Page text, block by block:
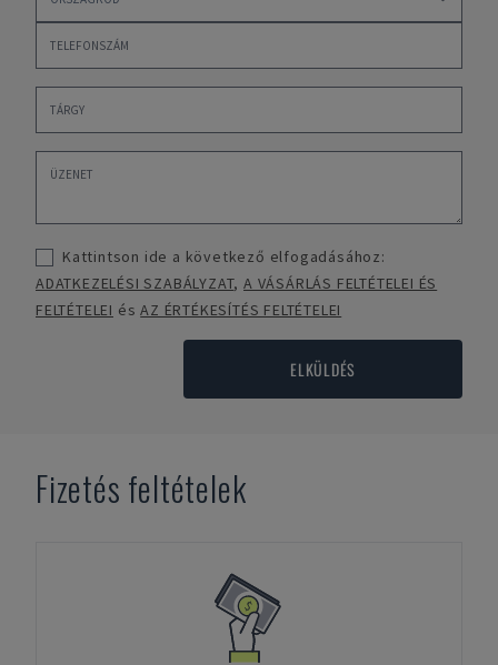
Kattintson ide a következő elfogadásához:
ADATKEZELÉSI SZABÁLYZAT,A VÁSÁRLÁS FELTÉTELEI ÉS
FELTÉTELEI ésAZ ÉRTÉKESÍTÉS FELTÉTELEI
ELKÜLDÉS
Fizetés feltételek